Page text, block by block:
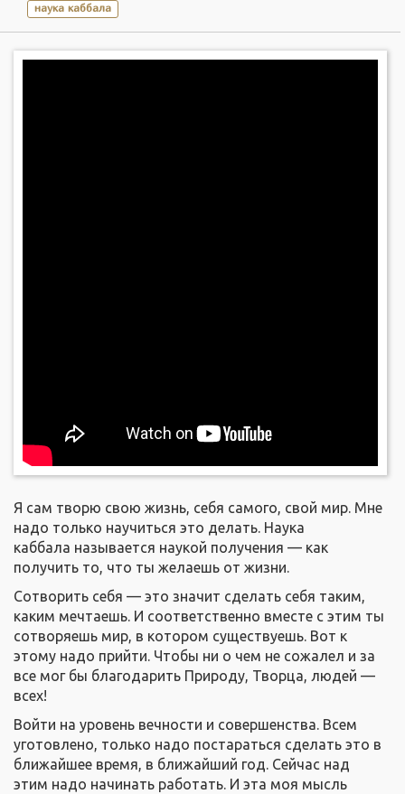
наука каббала
Я сам творю свою жизнь, себя самого, свой мир. Мне
надо только научиться это делать. Наука
каббала называется наукой получения — как
получить то, что ты желаешь от жизни.
Сотворить себя — это значит сделать себя таким,
каким мечтаешь. И соответственно вместе с этим ты
сотворяешь мир, в котором существуешь. Вот к
этому надо прийти. Чтобы ни о чем не сожалел и за
все мог бы благодарить Природу, Творца, людей —
всех!
Войти на уровень вечности и совершенства. Всем
уготовлено, только надо постараться сделать это в
ближайшее время, в ближайший год. Сейчас над
этим надо начинать работать. И эта моя мысль